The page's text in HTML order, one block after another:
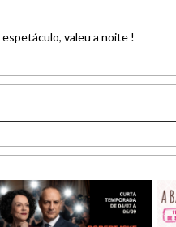
valeu a noite !